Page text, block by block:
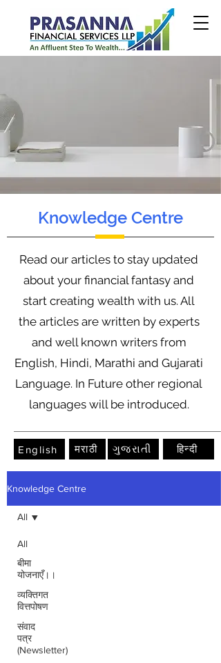
Knowledge Centre
Read our articles to stay updated
about your financial fantasy and
start creating wealth with us. All
the articles are written by experts
and well known writers from
English, Hindi, Marathi and Gujarati
Language. In Future other regional
languages will be introduced.
English मराठी ગુજરાતી हिन्दी
Knowledge Centre
All
बीमा
योजनाएँ।।
व्यक्तिगत
वित्तपोषण
संवाद
पत्र
(Newsletter)
All